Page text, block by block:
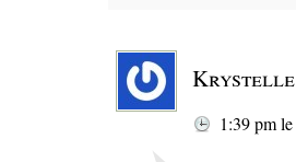
Krystelle
1:39 pmle